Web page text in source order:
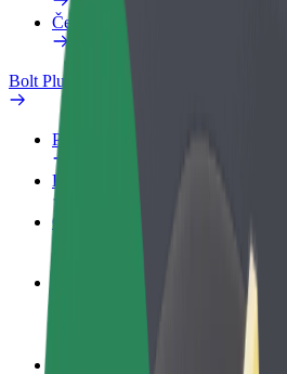
Često postavljana pitanja
Bolt Plus
Pogodnosti
Kako se pridružiti
Često postavljana pitanja
Postani vozač
Zarađuj po vlastitim uvjetima